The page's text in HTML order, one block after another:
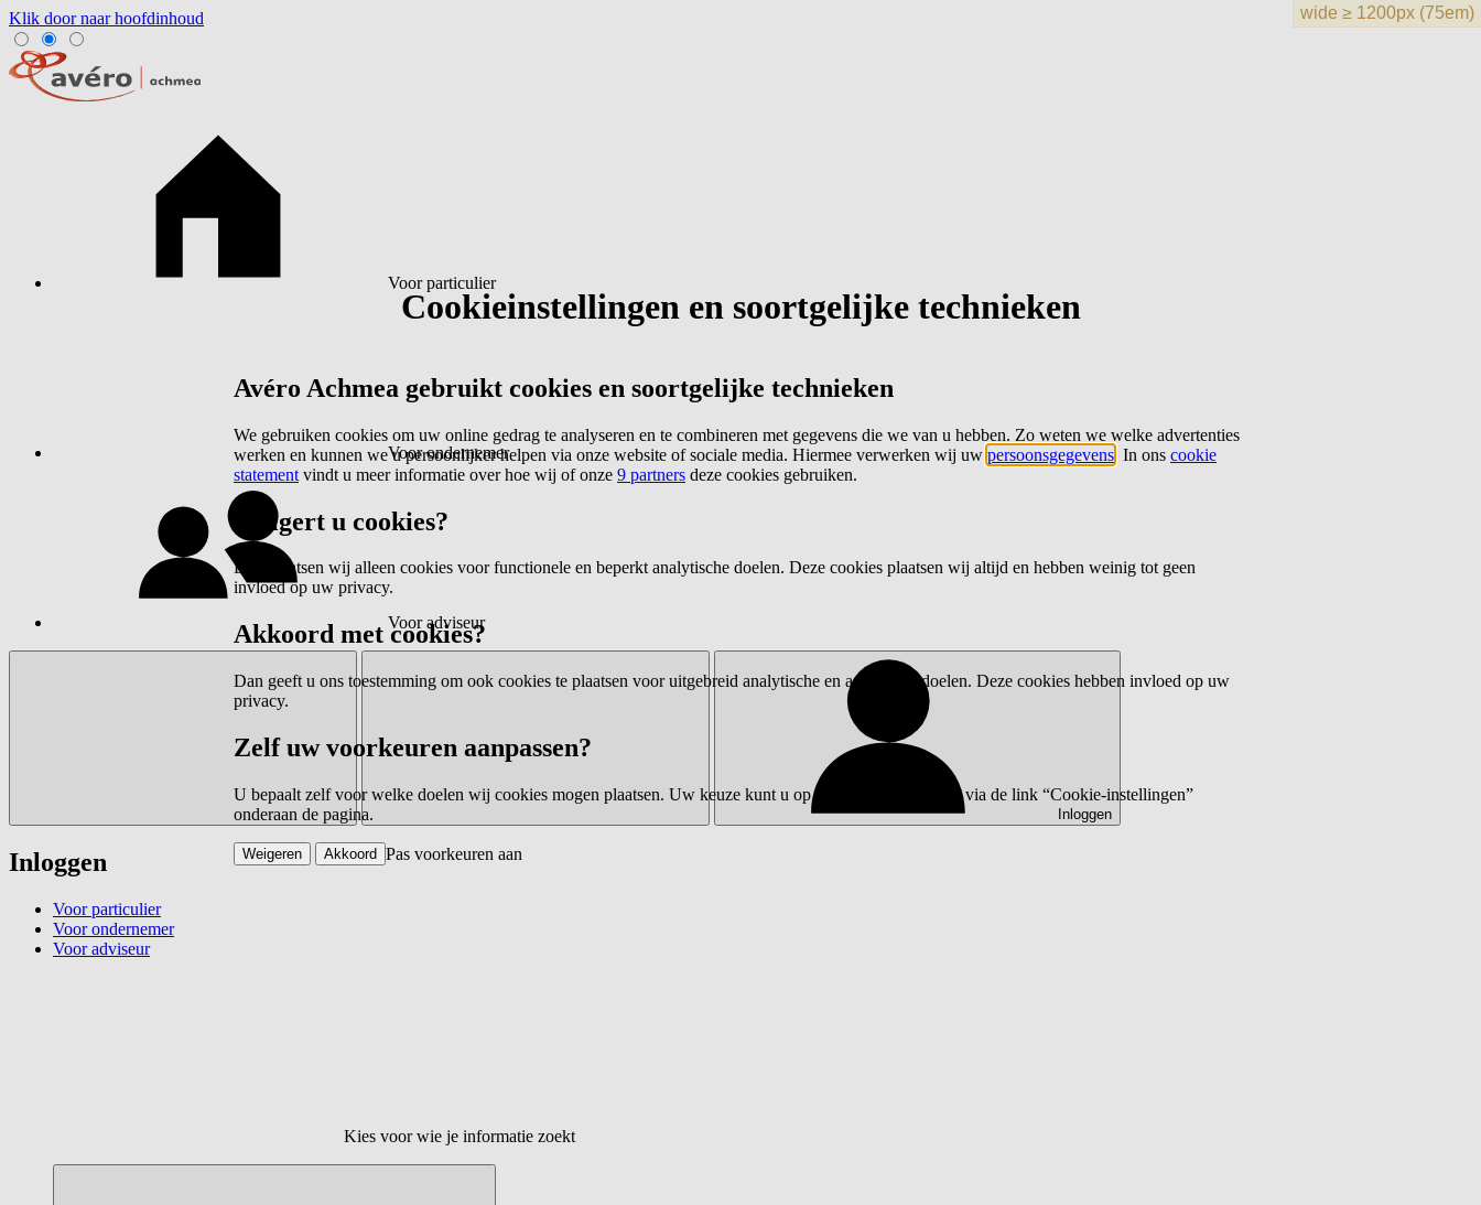
Klik door naar hoofdinhoud
Voor particulier
Voor ondernemer
Voor adviseur
Inloggen
Inloggen
Voor particulier
Voor ondernemer
Voor adviseur
Kies voor wie je informatie zoekt
Cookieinstellingen en soortgelijke technieken
Avéro Achmea gebruikt cookies en soortgelijke technieken
We gebruiken cookies om uw online gedrag te analyseren en te combineren met gegevens die we van u hebben. Zo weten we welke advertenties
werken en kunnen we u persoonlijker helpen via onze website of sociale media. Hiermee verwerken wij uw persoonsgegevens . In ons cookie
statement vindt u meer informatie over hoe wij of onze 9 partners deze cookies gebruiken.
Weigert u cookies?
Dan plaatsen wij alleen cookies voor functionele en beperkt analytische doelen. Deze cookies plaatsen wij altijd en hebben weinig tot geen
invloed op uw privacy.
Akkoord met cookies?
Dan geeft u ons toestemming om ook cookies te plaatsen voor uitgebreid analytische en advertentiedoelen. Deze cookies hebben invloed op uw
privacy.
Zelf uw voorkeuren aanpassen?
U bepaalt zelf voor welke doelen wij cookies mogen plaatsen. Uw keuze kunt u op elk moment wijzigen via de link “Cookie-instellingen”
onderaan de pagina.
Pas voorkeuren aan
Weigeren Akkoord